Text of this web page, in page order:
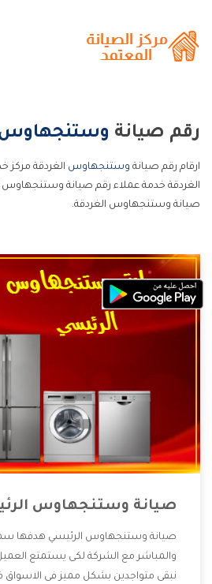
رقم صيانة
ارقام رقم صيانة وستنجهاوس الغردقة
الغردقة خدمة عملاء رقم صيانة وستنجهاوس
صيانة وستنجهاوس الغردقة.
صيانة وستنجهاوس
صيانة وستنجهاوس الرئيسي هدفها
والمباشر مع الشركة لكى يستمتع
نبقى متواجدين بشكل مميز فى الاسواق